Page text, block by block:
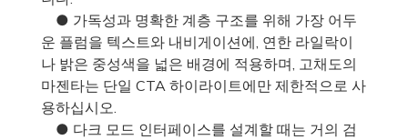
● 가독성과 명확한 계층 구조를 위해 가장 어두
운 플럼을 텍스트와 내비게이션에, 연한 라일락이
나 밝은 중성색을 넓은 배경에 적용하며, 고채도의
마젠타는 단일 CTA 하이라이트에만 제한적으로 사
용하십시오.
● 다크 모드 인터페이스를 설계할 때는 거의 검